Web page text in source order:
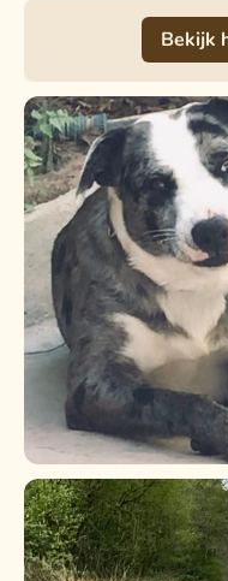
Bekijk